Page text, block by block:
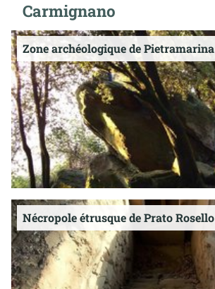
Carmignano
Zone archéologique de Pietramarina
Nécropole étrusque de Prato Rosello